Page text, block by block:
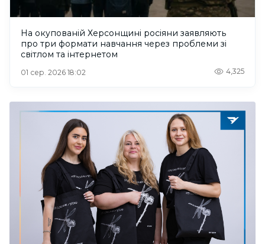
На окупованій Херсонщині росіяни заявляють
про три формати навчання через проблеми зі
світлом та інтернетом
01 сер. 2026 18:02 4,325